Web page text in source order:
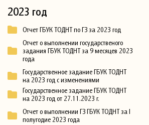
2023 год
Отчет ГБУК ТОДНТ по ГЗ за 2023 год
Отчет о выполнении государственого
задания ГБУК ТОДНТ за 9 месяцев 2023
года
Государственное задание ГБУК ТОДНТ
на 2023 год с изменениями
Государственное задание ГБУК ТОДНТ
на 2023 год от 27.11.2023 г.
Отчет о выполнении ГЗ ГБУК ТОДНТ за I
полугодие 2023 года